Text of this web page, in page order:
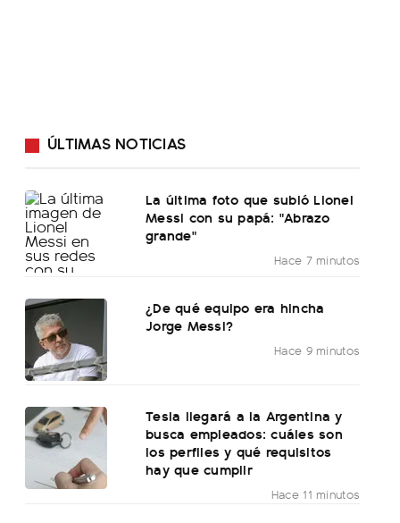
ÚLTIMAS NOTICIAS
La última foto que subió Lionel
Messi con su papá: "Abrazo
grande"
Hace 7 minutos
¿De qué equipo era hincha
Jorge Messi?
Hace 9 minutos
Tesla llegará a la Argentina y
busca empleados: cuáles son
los perfiles y qué requisitos
hay que cumplir
Hace 11 minutos